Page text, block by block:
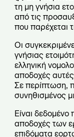
τη μη γνήσια
από τις
που παρέχεται
Οι
γνήσιας
ελληνική
αποδοχές
Σε περίπτωση,
συνηθισμένος
Είναι
αποδοχές των
επιδόματα